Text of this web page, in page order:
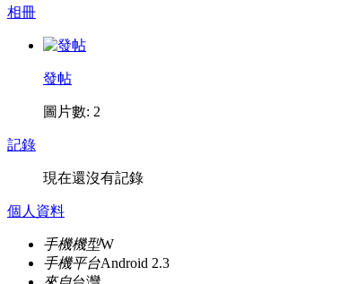
相冊
發帖
圖片數: 2
記錄
現在還沒有記錄
個人資料
手機機型W
手機平台Android 2.3